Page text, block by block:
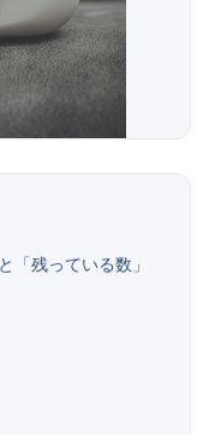
「残っている数」